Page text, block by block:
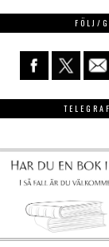
FÖLJ/